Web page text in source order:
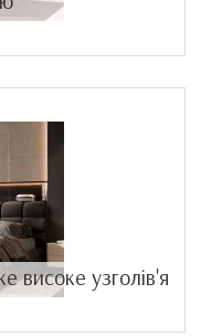
високе узголів'я